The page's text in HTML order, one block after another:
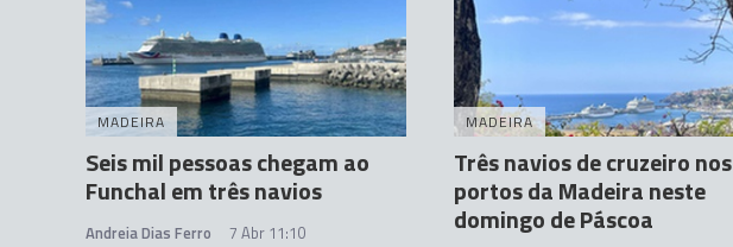
MADEIRA
Seis mil pessoas chegam ao
Funchal em três navios
Andreia Dias Ferro 7 Abr 11:10
MADEIRA
Três navios de cruzeiro nos
portos da Madeira neste
domingo de Páscoa